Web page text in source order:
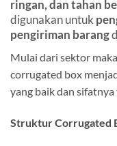
ringan, dan tahan
digunakan untuk
pengiriman barang
Mulai dari sektor
corrugated box
yang baik dan
Struktur Corrugated